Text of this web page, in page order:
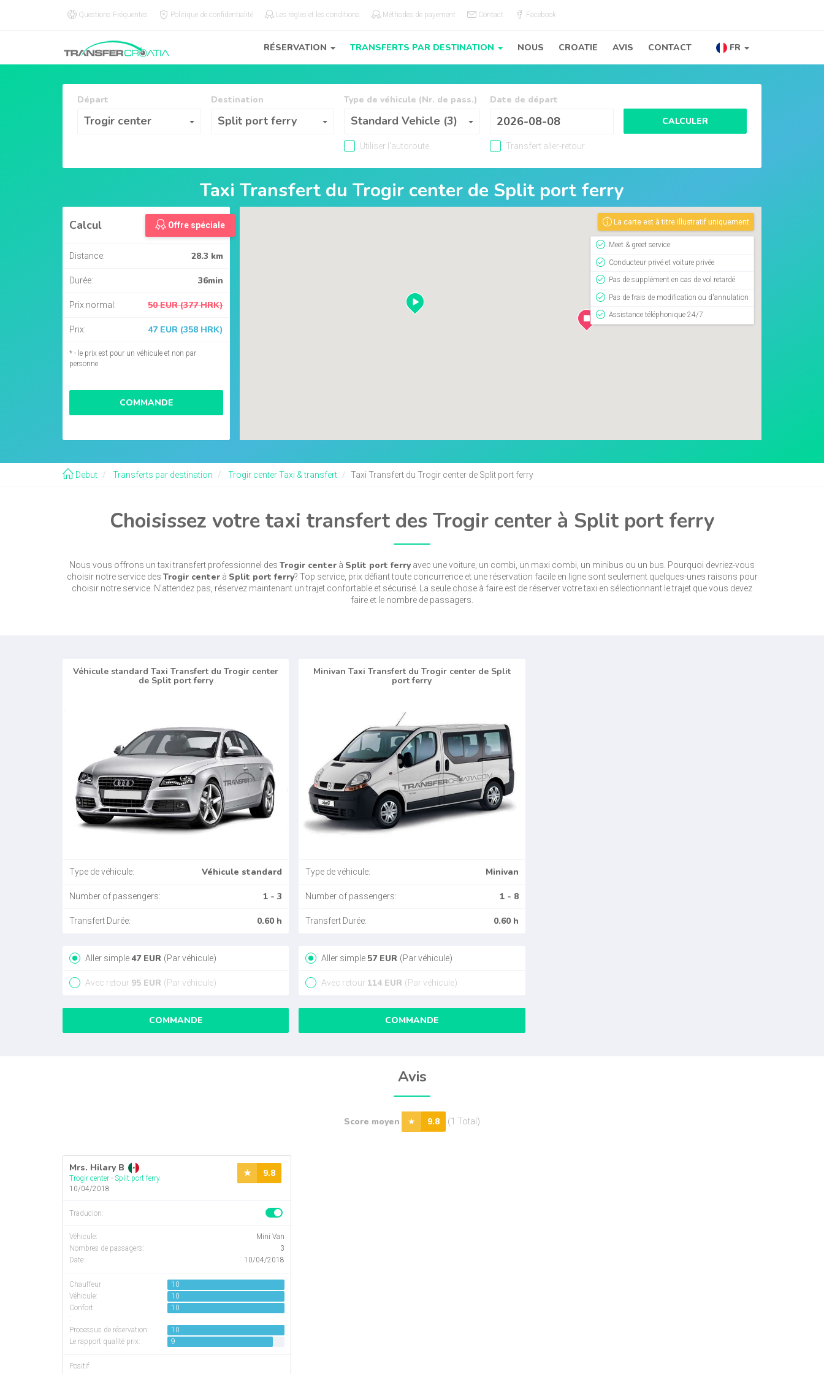
Questions Fréquentes Politique de confidentialité Les règles et les conditions Méthodes de payement Contact Facebook
FR
RÉSERVATION TRANSFERTS PAR DESTINATION NOUS CROATIE AVIS CONTACT
Départ
Trogir center
Départ
Destination
Split port ferry
Destination
Type de véhicule (Nr. de pass.)
Standard Vehicle (3)
Type de véhicule (Nr. de pass.)
Utiliser l'autoroute
Date de départ
Transfert aller-retour
CALCULER
Taxi Transfert du Trogir center de Split port ferry
Offre spéciale
Calcul
Distance: 28.3 km
Durée: 36min
Prix normal: 50 EUR (377 HRK)
Prix: 47 EUR (358 HRK)
* - le prix est pour un véhicule et non par
personne
COMMANDE
La carte est à titre illustratif uniquement
Meet & greet service
Conducteur privé et voiture privée
Pas de supplément en cas de vol retardé
Pas de frais de modification ou d'annulation
Assistance téléphonique 24/7
Debut Transferts par destination Trogir center Taxi & transfert Taxi Transfert du Trogir center de Split port ferry
Choisissez votre taxi transfert des Trogir center à Split port ferry
Nous vous offrons un taxi transfert professionnel des Trogir center à Split port ferry avec une voiture, un combi, un maxi combi, un minibus ou un bus. Pourquoi devriez-vous
choisir notre service des Trogir centerà Split port ferry? Top service, prix défiant toute concurrence et une réservation facile en ligne sont seulement quelques-unes raisons pour
choisir notre service. N'attendez pas, réservez maintenant un trajet confortable et sécurisé. La seule chose à faire est de réserver votre taxi en sélectionnant le trajet que vous devez
faire et le nombre de passagers.
Véhicule standard Taxi Transfert du Trogir center
de Split port ferry
Type de véhicule: Véhicule standard
Number of passengers: 1 - 3
Transfert Durée: 0.60 h
Aller simple 47EUR (Par véhicule)
Avec retour 95 EUR (Par véhicule)
COMMANDE
Minivan Taxi Transfert du Trogir center de Split
port ferry
Type de véhicule: Minivan
Number of passengers: 1 - 8
Transfert Durée: 0.60 h
Aller simple 57EUR (Par véhicule)
Avec retour 114 EUR (Par véhicule)
COMMANDE
Avis
Score moyen 9.8 (1 Total)
Mrs. Hilary B
Trogir center - Split port ferry
10/04/2018
Traducion:
Véhicule:
Mini Van
Nombres de passagers:
3
Date:
10/04/2018
Chauffeur
10
Véhicule:
10
Confort
:
10
Processus de réservation:
10
Le rapport qualité prix:
9
Positif
9.8